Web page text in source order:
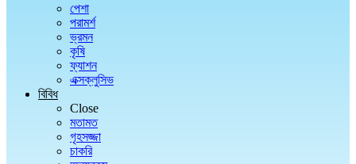
পেশা
পরামর্শ
ভ্রমন
কৃষি
ফ্যাশন
এক্সক্লুসিভ
বিবিধ
Close
মতামত
গৃহসজ্জা
চাকরি